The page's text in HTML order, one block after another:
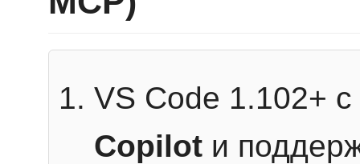
VS Code 1.102+
Copilot и